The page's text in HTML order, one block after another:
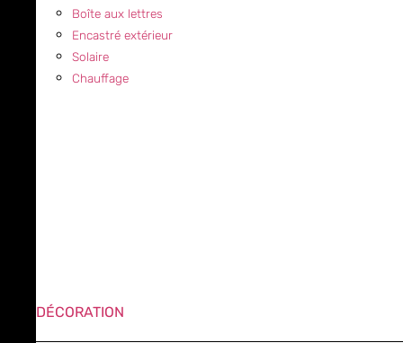
Boîte aux lettres
Encastré extérieur
Solaire
Chauffage
DÉCORATION